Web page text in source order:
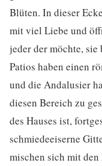
Blüten. In dieser
mit viel Liebe und
jeder der möchte,
Patios haben einen
und die Andalusier
diesen Bereich zu
des Hauses ist,
schmiedeeiserne
mischen sich mit